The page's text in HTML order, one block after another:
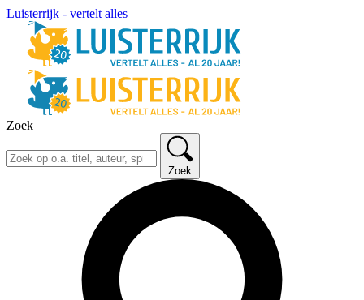
Luisterrijk - vertelt alles
Zoek
Zoek